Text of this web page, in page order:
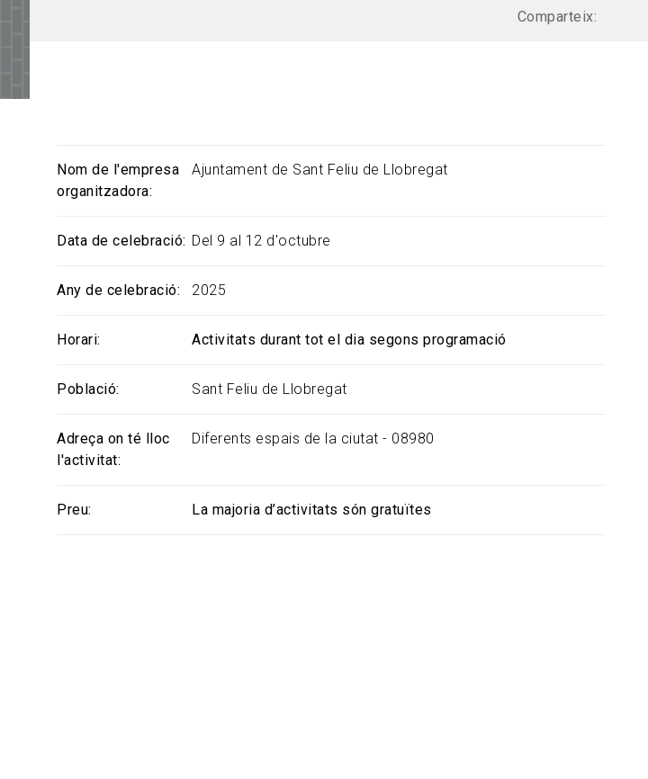
Comparteix:
Nom de l'empresa
organitzadora
Ajuntament de Sant Feliu de Llobregat
Data de celebració Del 9 al 12 d'octubre
Any de celebració 2025
Horari Activitats durant tot el dia segons programació
Població Sant Feliu de Llobregat
Adreça on té lloc
l'activitat
Diferents espais de la ciutat - 08980
Preu La majoria d’activitats són gratuïtes